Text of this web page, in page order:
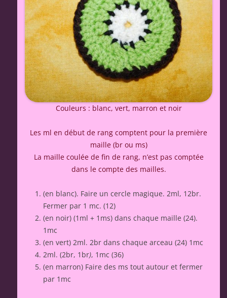
Couleurs : blanc, vert, marron et noir
Les ml en début de rang comptent pour la première
maille (br ou ms)
La maille coulée de fin de rang, n’est pas comptée
dans le compte des mailles.
(en blanc). Faire un cercle magique. 2ml, 12br.
Fermer par 1 mc. (12)
(en noir) (1ml + 1ms) dans chaque maille (24).
1mc
(en vert) 2ml. 2br dans chaque arceau (24) 1mc
2ml. (2br, 1br), 1mc (36)
(en marron) Faire des ms tout autour et fermer
par 1mc